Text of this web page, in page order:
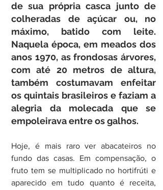
de sua própria casca junto de
colheradas de açúcar ou, no
máximo, batido com leite.
Naquela época, em meados dos
anos 1970, as frondosas árvores,
com até 20 metros de altura,
também costumavam enfeitar
os quintais brasileiros e faziam a
alegria da molecada que se
empoleirava entre os galhos.
Hoje, é mais raro ver abacateiros no
fundo das casas. Em compensação, o
fruto tem se multiplicado no hortifrúti e
aparecido em tudo quanto é receita,